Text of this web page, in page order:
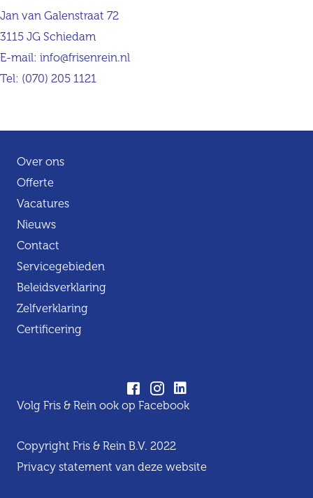
Jan van Galenstraat 72
3115 JG Schiedam
E-mail: info@frisenrein.nl
Tel: (070) 205 1121
Over ons
Offerte
Vacatures
Nieuws
Contact
Servicegebieden
Beleidsverklaring
Zelfverklaring
Certificering
Volg Fris & Rein ook op Facebook
Copyright Fris & Rein B.V. 2022
Privacy statement van deze website